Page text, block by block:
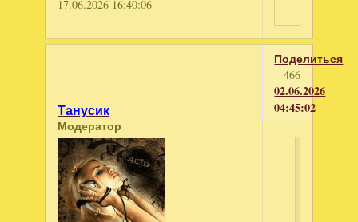
17.06.2026 16:40:06
Поделиться
466
02.06.2026
04:45:02
Танусик
Модератор